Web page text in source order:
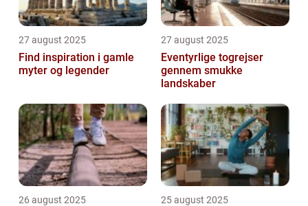
27 august 2025
Find inspiration i gamle
myter og legender
27 august 2025
Eventyrlige togrejser
gennem smukke
landskaber
26 august 2025 25 august 2025